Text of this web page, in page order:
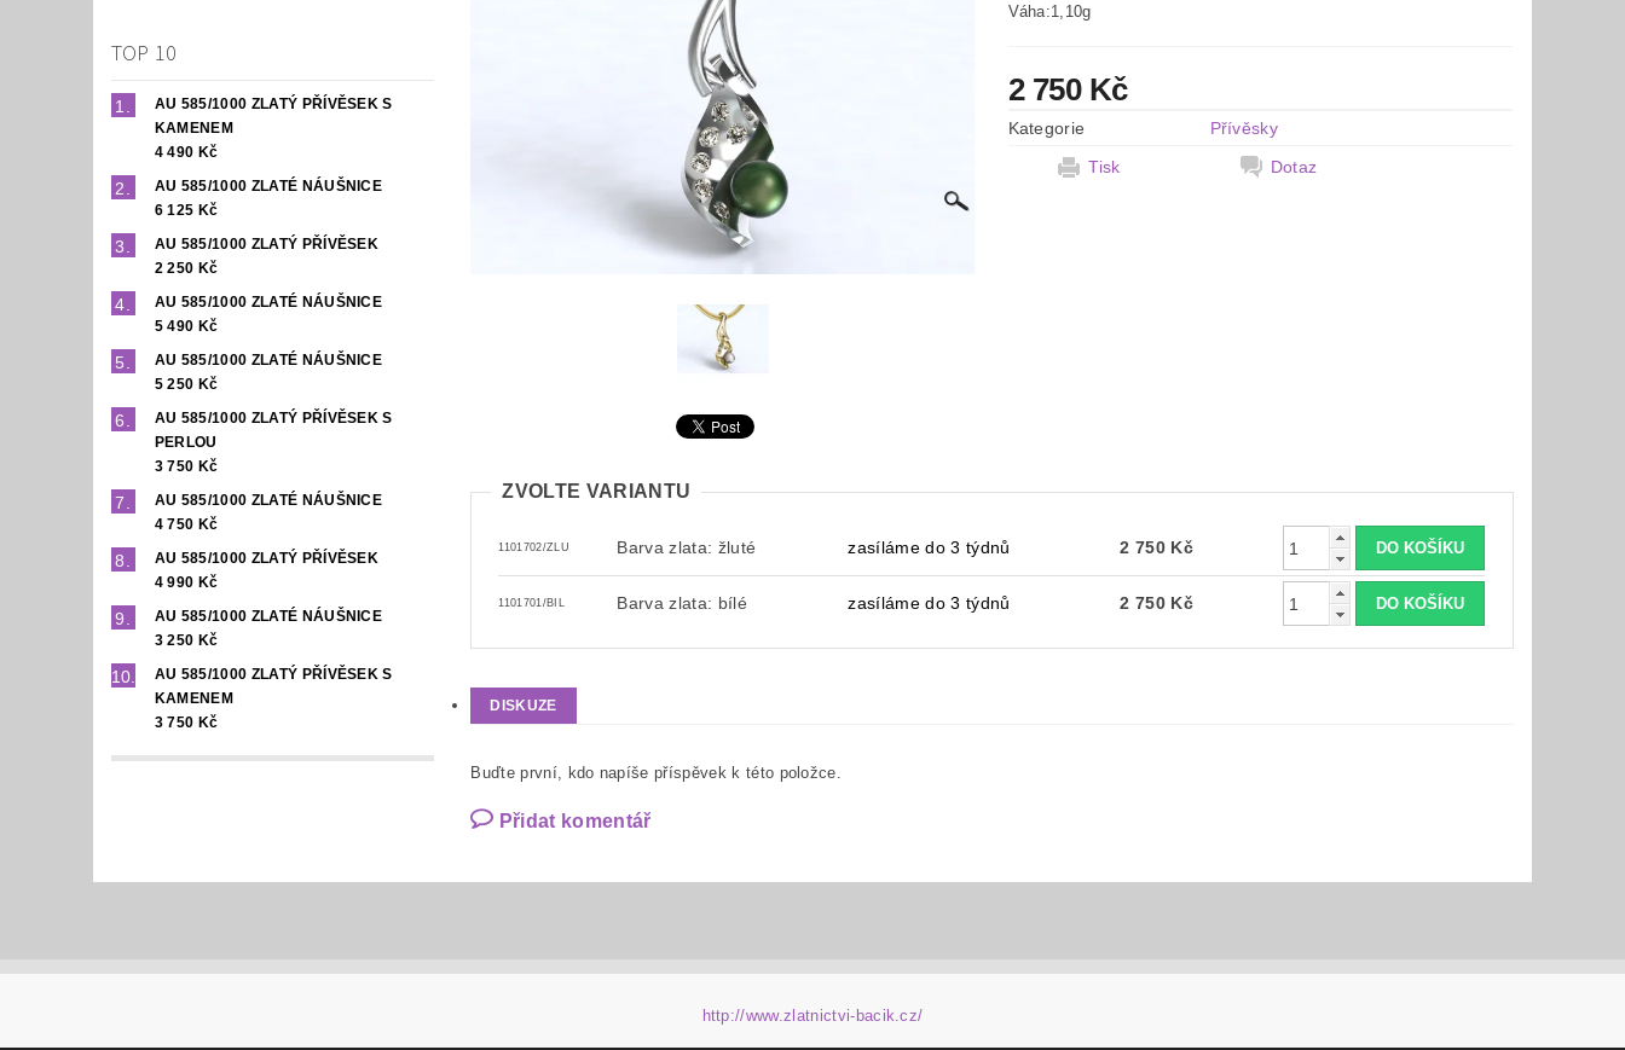
TOP 10
AU 585/1000 ZLATÝ PŘÍVĚSEK S
KAMENEM
4 490 Kč
AU 585/1000 ZLATÉ NÁUŠNICE
6 125 Kč
AU 585/1000 ZLATÝ PŘÍVĚSEK
2 250 Kč
AU 585/1000 ZLATÉ NÁUŠNICE
5 490 Kč
AU 585/1000 ZLATÉ NÁUŠNICE
5 250 Kč
AU 585/1000 ZLATÝ PŘÍVĚSEK S
PERLOU
3 750 Kč
AU 585/1000 ZLATÉ NÁUŠNICE
4 750 Kč
AU 585/1000 ZLATÝ PŘÍVĚSEK
4 990 Kč
AU 585/1000 ZLATÉ NÁUŠNICE
3 250 Kč
AU 585/1000 ZLATÝ PŘÍVĚSEK S
KAMENEM
3 750 Kč
Váha:1,10g
2 750 Kč
Kategorie
Přívěsky
Tisk
Dotaz
ZVOLTE VARIANTU
1101702/ZLU Barva zlata: žluté zasíláme do 3 týdnů 2 750 Kč
1101701/BIL Barva zlata: bílé zasíláme do 3 týdnů 2 750 Kč
DISKUZE
Buďte první, kdo napíše příspěvek k této položce.
Přidat komentář
http://www.zlatnictvi-bacik.cz/